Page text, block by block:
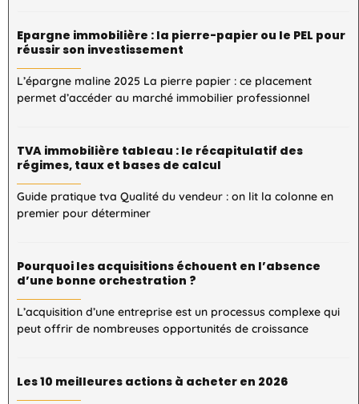
Epargne immobilière : la pierre-papier ou le PEL pour
réussir son investissement
L’épargne maline 2025 La pierre papier : ce placement
permet d’accéder au marché immobilier professionnel
TVA immobilière tableau : le récapitulatif des
régimes, taux et bases de calcul
Guide pratique tva Qualité du vendeur : on lit la colonne en
premier pour déterminer
Pourquoi les acquisitions échouent en l’absence
d’une bonne orchestration ?
L’acquisition d’une entreprise est un processus complexe qui
peut offrir de nombreuses opportunités de croissance
Les 10 meilleures actions à acheter en 2026